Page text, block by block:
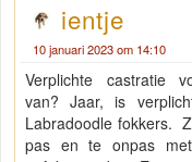
ientje
10 januari 2023 om 14:10
Verplichte castratie
van? Jaar, is
Labradoodle fokkers.
pas en te onpas